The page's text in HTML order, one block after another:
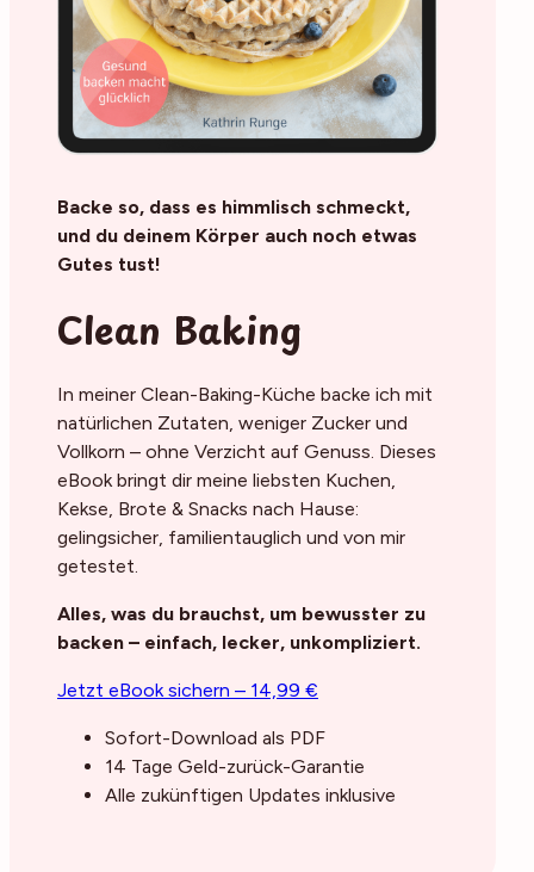
Backe so, dass es himmlisch schmeckt,
und du deinem Körper auch noch etwas
Gutes tust!
Clean Baking
In meiner Clean-Baking-Küche backe ich mit
natürlichen Zutaten, weniger Zucker und
Vollkorn – ohne Verzicht auf Genuss. Dieses
eBook bringt dir meine liebsten Kuchen,
Kekse, Brote & Snacks nach Hause:
gelingsicher, familientauglich und von mir
getestet.
Alles, was du brauchst, um bewusster zu
backen – einfach, lecker, unkompliziert.
Jetzt eBook sichern – 14,99 €
Sofort-Download als PDF
14 Tage Geld-zurück-Garantie
Alle zukünftigen Updates inklusive